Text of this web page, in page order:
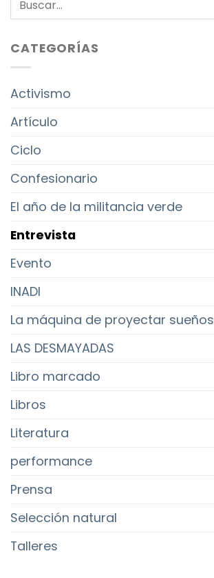
CATEGORÍAS
Activismo
Artículo
Ciclo
Confesionario
El año de la militancia verde
Entrevista
Evento
INADI
La máquina de proyectar sueños
LAS DESMAYADAS
Libro marcado
Libros
Literatura
performance
Prensa
Selección natural
Talleres